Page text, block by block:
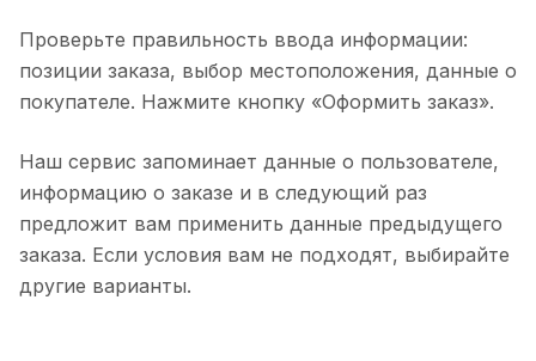
Проверьте правильность ввода информации:
позиции заказа, выбор местоположения, данные о
покупателе. Нажмите кнопку «Оформить заказ».
Наш сервис запоминает данные о пользователе,
информацию о заказе и в следующий раз
предложит вам применить данные предыдущего
заказа. Если условия вам не подходят, выбирайте
другие варианты.